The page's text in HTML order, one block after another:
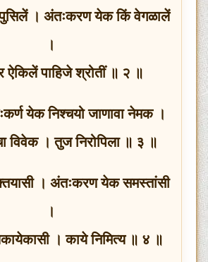
। अंतःकरण येक किं वेगळालें
।
ऐकिलें पाहिजे श्रोतीं ॥ २ ॥
येक निश्चयो जाणावा नेमक ।
विवेक । तुज निरोपिला ॥ ३ ॥
। अंतःकरण येक समस्तांसी
।
। काये निमित्य ॥ ४ ॥